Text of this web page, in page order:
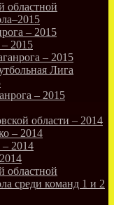
областной
– 2015
2015
– 2015
Лига
– 2015
области – 2014
– 2014
– 2014
областной
среди команд 1 и 2